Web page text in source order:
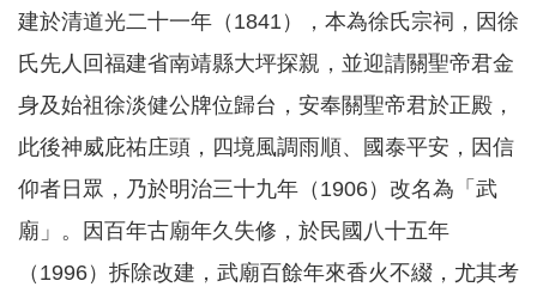
區
介
紹
訊
息
公
告
生
便
建於清道光二十一年（1841），本為徐氏宗祠，因徐
氏先人回福建省南靖縣大坪探親，並迎請關聖帝君金
身及始祖徐淡健公牌位歸台，安奉關聖帝君於正殿，
此後神威庇祐庄頭，四境風調雨順、國泰平安，因信
仰者日眾，乃於明治三十九年（1906）改名為「武
廟」。因百年古廟年久失修，於民國八十五年
（1996）拆除改建，武廟百餘年來香火不綴，尤其考